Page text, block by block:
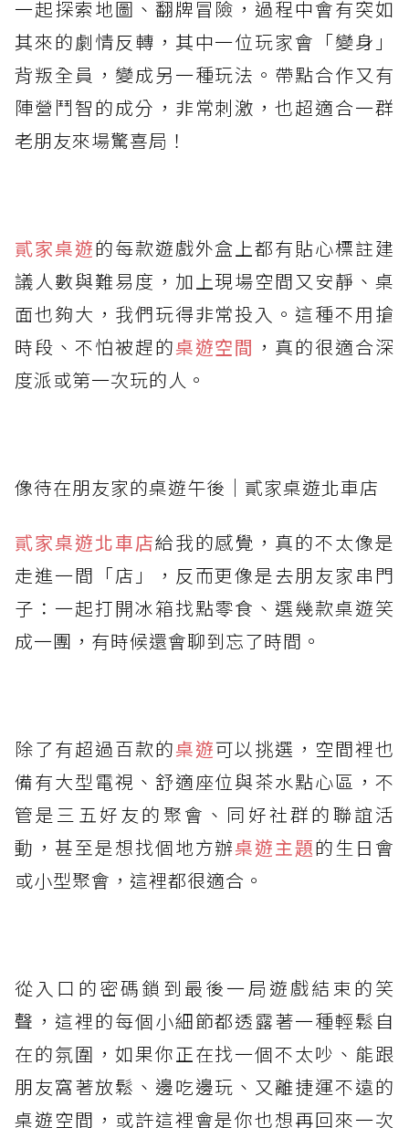
一起探索地圖、翻牌冒險，過程中會有突如
其來的劇情反轉，其中一位玩家會「變身」
背叛全員，變成另一種玩法。帶點合作又有
陣營鬥智的成分，非常刺激，也超適合一群
老朋友來場驚喜局！
貳家桌遊的每款遊戲外盒上都有貼心標註建
議人數與難易度，加上現場空間又安靜、桌
面也夠大，我們玩得非常投入。這種不用搶
時段、不怕被趕的桌遊空間 ，真的很適合深
度派或第一次玩的人。
像待在朋友家的桌遊午後｜貳家桌遊北車店
貳家桌遊北車店給我的感覺，真的不太像是
走進一間「店」，反而更像是去朋友家串門
子：一起打開冰箱找點零食、選幾款桌遊笑
成一團，有時候還會聊到忘了時間。
除了有超過百款的桌遊可以挑選，空間裡也
備有大型電視、舒適座位與茶水點心區，不
管是三五好友的聚會、同好社群的聯誼活
動，甚至是想找個地方辦桌遊主題的生日會
或小型聚會，這裡都很適合。
從入口的密碼鎖到最後一局遊戲結束的笑
聲，這裡的每個小細節都透露著一種輕鬆自
在的氛圍，如果你正在找一個不太吵、能跟
朋友窩著放鬆、邊吃邊玩、又離捷運不遠的
桌遊空間，或許這裡會是你也想再回來一次